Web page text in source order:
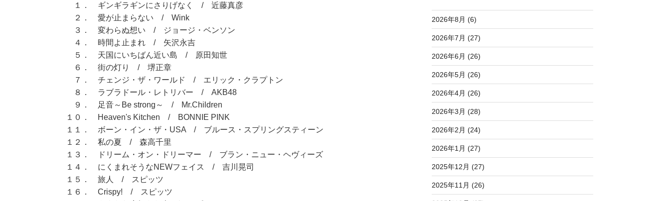
１． ギンギラギンにさりげなく / 近藤真彦
２． 愛が止まらない / Wink
３． 変わらぬ想い / ジョージ・ベンソン
４． 時間よ止まれ / 矢沢永吉
５． 天国にいちばん近い島 / 原田知世
６． 街の灯り / 堺正章
７． チェンジ・ザ・ワールド / エリック・クラプトン
８． ラブラドール・レトリバー / AKB48
９． 足音～Be strong～ / Mr.Children
１０． Heaven's Kitchen / BONNIE PINK
１１． ボーン・イン・ザ・USA / ブルース・スプリングスティーン
１２． 私の夏 / 森高千里
１３． ドリーム・オン・ドリーマー / ブラン・ニュー・ヘヴィーズ
１４． にくまれそうなNEWフェイス / 吉川晃司
１５． 旅人 / スピッツ
１６． Crispy! / スピッツ
2026年8月 (6)
2026年7月 (27)
2026年6月 (26)
2026年5月 (26)
2026年4月 (26)
2026年3月 (28)
2026年2月 (24)
2026年1月 (27)
2025年12月 (27)
2025年11月 (26)